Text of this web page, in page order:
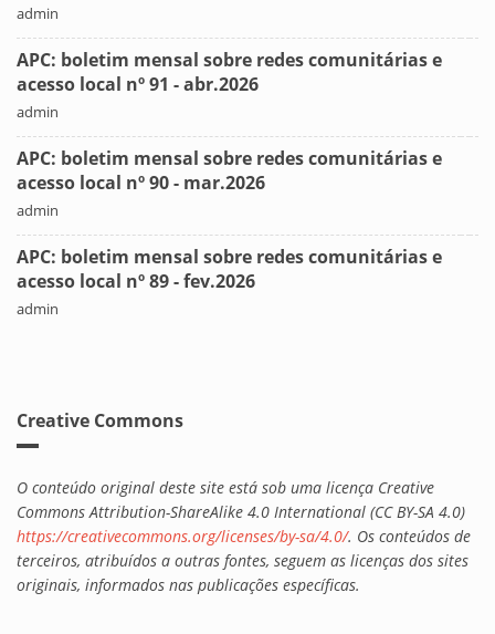
admin
APC: boletim mensal sobre redes comunitárias e
acesso local nº 91 - abr.2026
admin
APC: boletim mensal sobre redes comunitárias e
acesso local nº 90 - mar.2026
admin
APC: boletim mensal sobre redes comunitárias e
acesso local nº 89 - fev.2026
admin
Creative Commons
O conteúdo original deste site está sob uma licença Creative
Commons Attribution-ShareAlike 4.0 International (CC BY-SA 4.0)
https://creativecommons.org/licenses/by-sa/4.0/. Os conteúdos de
terceiros, atribuídos a outras fontes, seguem as licenças dos sites
originais, informados nas publicações específicas.